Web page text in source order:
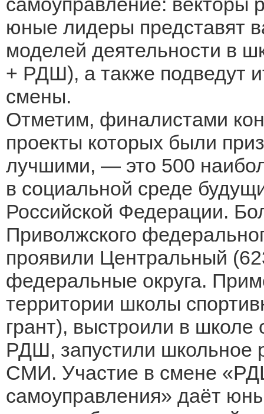
юные лидеры представят
моделей деятельности в
+ РДШ), а также подведут
смены.
Отметим, финалистами
проекты которых были
лучшими, — это 500
в социальной среде
Российской Федерации.
Приволжского
проявили Центральный
федеральные округа.
территории школы
грант), выстроили в
РДШ, запустили школьное
СМИ. Участие в смене
самоуправления» даёт